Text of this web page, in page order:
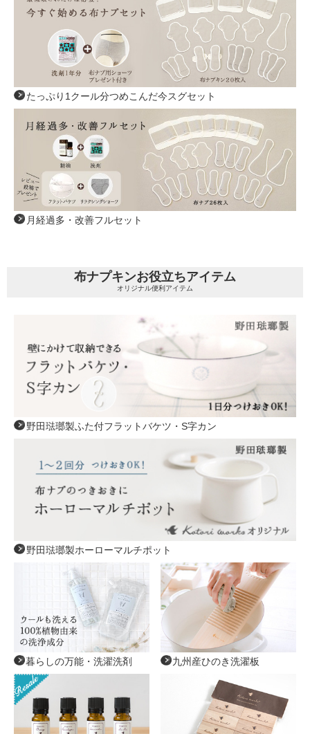
たっぷり1クール分つめこんだ今スグセット
月経過多・改善フルセット
布ナプキンお役立ちアイテム
オリジナル便利アイテム
野田琺瑯製ふた付フラットバケツ・S字カン
野田琺瑯製ホーローマルチポット
暮らしの万能・洗濯洗剤 九州産ひのき洗濯板